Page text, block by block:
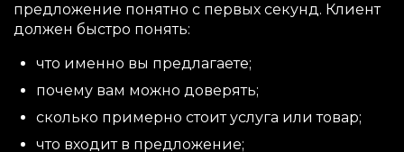
предложение понятно с первых секунд. Клиент
должен быстро понять:
что именно вы предлагаете;
почему вам можно доверять;
сколько примерно стоит услуга или товар;
что входит в предложение;